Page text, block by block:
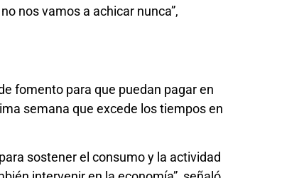
nos vamos a achicar nunca”,
fomento para que puedan pagar en
semana que excede los tiempos en
sostener el consumo y la actividad